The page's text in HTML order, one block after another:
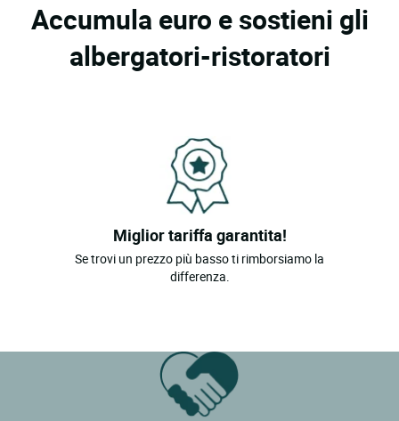
Accumula euro e sostieni gli
albergatori-ristoratori
Miglior tariffa garantita!
Se trovi un prezzo più basso ti rimborsiamo la
differenza.